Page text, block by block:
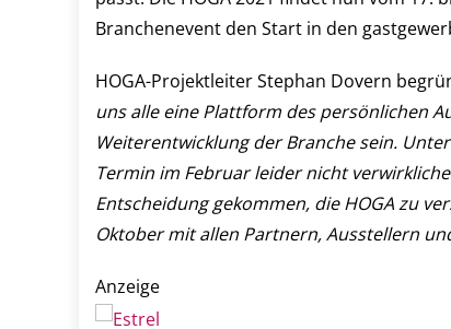
Branchenevent den Start in den
HOGA-Projektleiter Stephan Dovern
uns alle eine Plattform des persönlichen
Weiterentwicklung der Branche sein.
Termin im Februar leider nicht
Entscheidung gekommen, die HOGA zu
Oktober mit allen Partnern, Ausstellern
Anzeige